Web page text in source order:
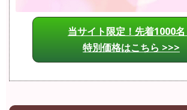
当サイト限定！先着1000名
特別価格はこちら >>>